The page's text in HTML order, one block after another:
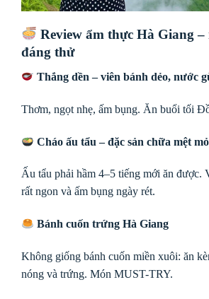
Review ẩm thực Hà Giang –
đáng thử
Thắng dền – viên bánh dẻo, nước
Thơm, ngọt nhẹ, ấm bụng. Ăn buổi tối
Cháo ấu tẩu – đặc sản chữa mệt
Ấu tẩu phải hầm 4–5 tiếng mới ăn được.
rất ngon và ấm bụng ngày rét.
Bánh cuốn trứng Hà Giang
Không giống bánh cuốn miền xuôi: ăn
nóng và trứng. Món MUST-TRY.